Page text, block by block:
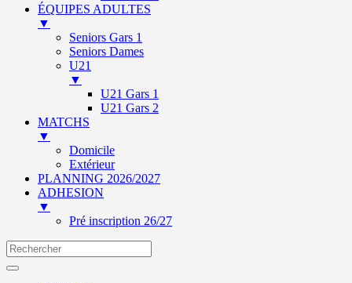
ÉQUIPES ADULTES
▼
Seniors Gars 1
Seniors Dames
U21
▼
U21 Gars 1
U21 Gars 2
MATCHS
▼
Domicile
Extérieur
PLANNING 2026/2027
ADHESION
▼
Pré inscription 26/27